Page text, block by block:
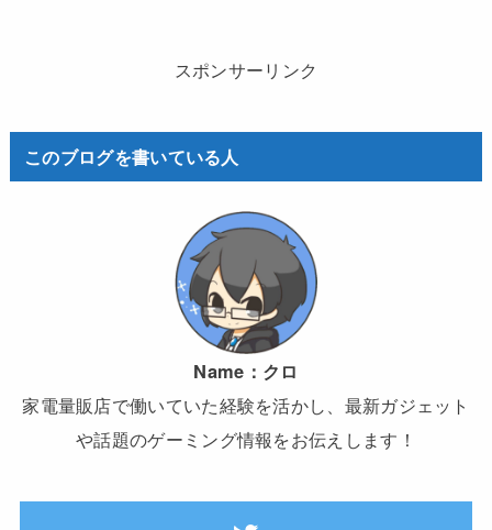
スポンサーリンク
このブログを書いている人
Name： クロ
家電量販店で働いていた経験を活かし、最新ガジェット
や話題のゲーミング情報をお伝えします！